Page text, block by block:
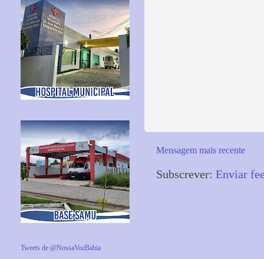
Mensagem mais recente
Subscrever: Enviar
Tweets de @NossaVozBahia